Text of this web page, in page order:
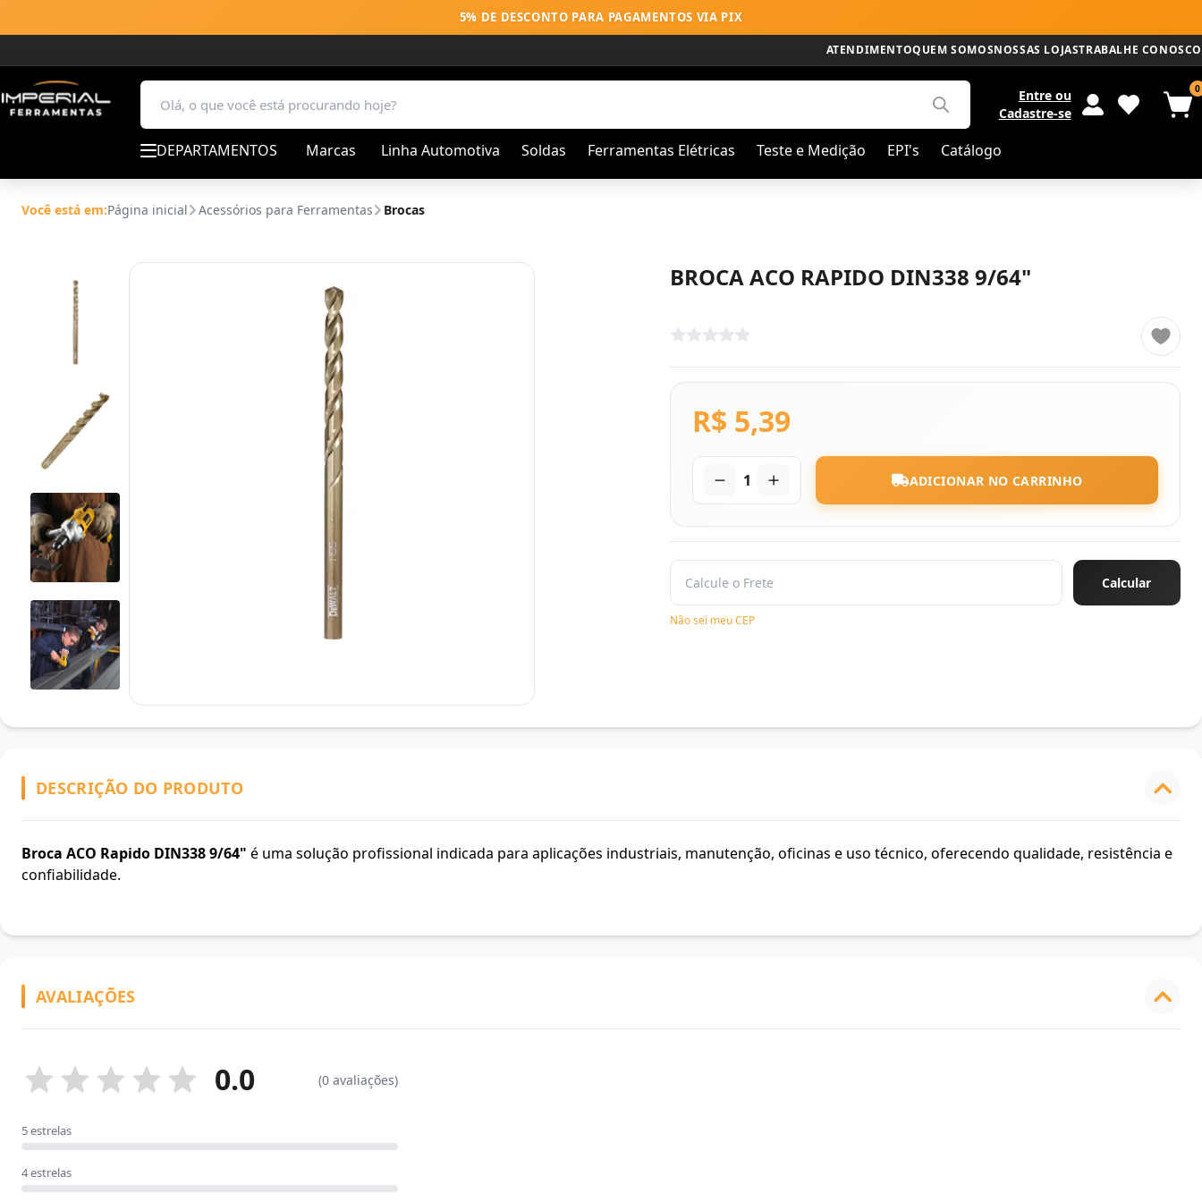
5% DE DESCONTO PARA PAGAMENTOS VIA PIX
ATENDIMENTOQUEM SOMOSNOSSAS LOJASTRABALHE CONOSCO
DEPARTAMENTOS Marcas Linha Automotiva Soldas Ferramentas Elétricas Teste e Medição EPI's Catálogo
Entre ou
Cadastre-se
0
Você está em:Página inicial Acessórios para Ferramentas Brocas
BROCA ACO RAPIDO DIN338 9/64"
R$ 5,39
1 ADICIONAR NO CARRINHO
Não sei meu CEP
DESCRIÇÃO DO PRODUTO
Broca ACO Rapido DIN338 9/64" é uma solução profissional indicada para aplicações industriais, manutenção, oficinas e uso técnico, oferecendo qualidade, resistência e
confiabilidade.
AVALIAÇÕES
0.0 (0 avaliações)
5 estrelas
4 estrelas